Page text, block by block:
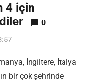
4 için
0
İngiltere, İtalya
bir çok şehrinde